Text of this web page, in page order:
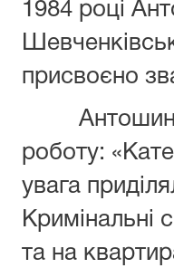
1984 році
присвоєно
Антошина
роботу:
увага
Кримінальні
та на